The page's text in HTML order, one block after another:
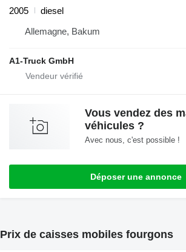
2005
diesel
Allemagne, Bakum
A1-Truck GmbH
Vous vendez des
véhicules ?
Avec nous, c'est possible !
Déposer une annonce
Prix de caisses mobiles fourgons